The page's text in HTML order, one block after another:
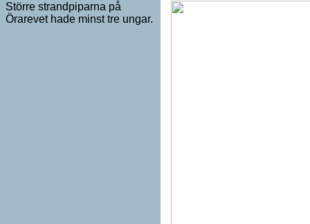
Större strandpiparna på
Örarevet hade minst tre ungar.